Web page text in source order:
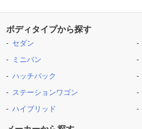
ボディタイプから探す
セダン
ミニバン
ハッチバック
ステーションワゴン
ハイブリッド